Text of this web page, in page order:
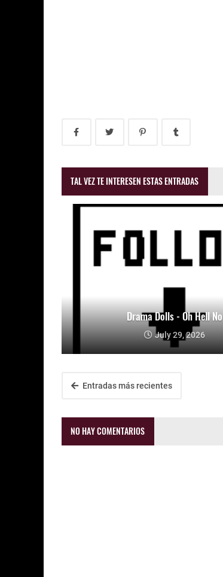
TAL VEZ TE INTERESEN ESTAS ENTRADAS
Drama Dolls - Oh Hell No
July 29, 2026
Entradas más recientes
NO HAY COMENTARIOS